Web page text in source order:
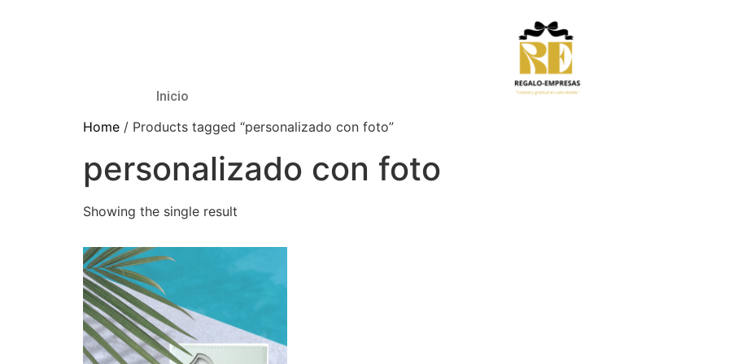
Inicio
Home / Products tagged “personalizado con foto”
personalizado con foto
Showing the single result